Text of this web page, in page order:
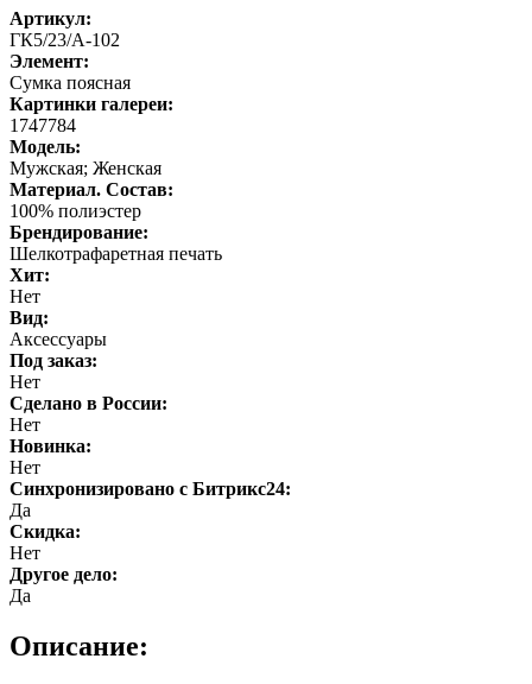
Артикул:
ГК5/23/А-102
Элемент:
Сумка поясная
Картинки галереи:
1747784
Модель:
Мужская; Женская
Материал. Состав:
100% полиэстер
Брендирование:
Шелкотрафаретная печать
Хит:
Нет
Вид:
Аксессуары
Под заказ:
Нет
Cделано в России:
Нет
Новинка:
Нет
Синхронизировано с Битрикс24:
Да
Скидка:
Нет
Другое дело:
Да
Описание: